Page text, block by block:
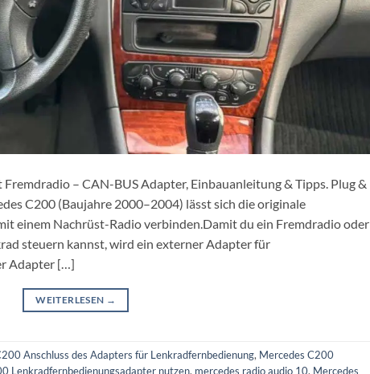
– CAN-BUS Adapter, Einbauanleitung & Tipps. Plug &
C200 (Baujahre 2000–2004) lässt sich die originale
einem Nachrüst-Radio verbinden.Damit du ein Fremdradio oder
steuern kannst, wird ein externer Adapter für
Adapter […]
WEITERLESEN →
Anschluss des Adapters für Lenkradfernbedienung, Mercedes C200
Lenkradfernbedienungsadapter nutzen, mercedes radio audio 10, Mercedes